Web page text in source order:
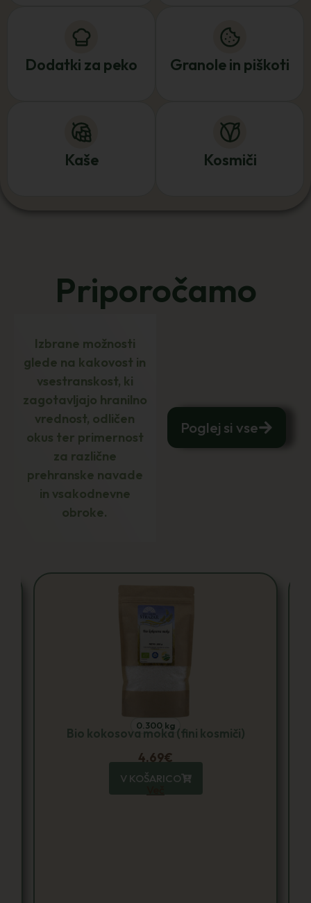
Dodatki za peko Granole in piškoti
Kaše Kosmiči
Priporočamo
Izbrane možnosti
glede na kakovost in
vsestranskost, ki
zagotavljajo hranilno
vrednost, odličen
okus ter primernost
za različne
prehranske navade
in vsakodnevne
obroke.
Poglej si vse
0.50 kg
Bio tapiokina moka
4.79€
V KOŠARICO